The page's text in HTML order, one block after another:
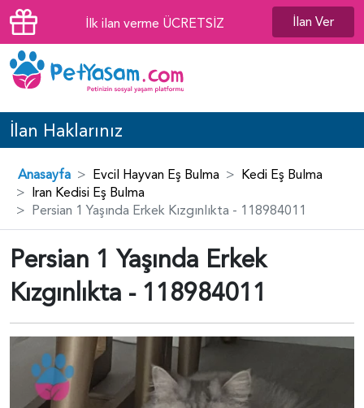
İlk ilan verme ÜCRETSİZ İlan Ver
İlan Haklarınız
Anasayfa Evcil Hayvan Eş Bulma
Kedi Eş Bulma
Iran Kedisi Eş Bulma
Persian 1 Yaşında Erkek Kızgınlıkta - 118984011
Persian 1 Yaşında Erkek
Kızgınlıkta - 118984011